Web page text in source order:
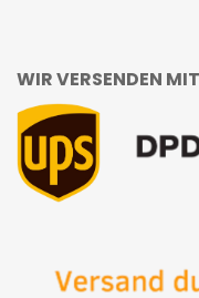
WIR VERSENDEN MIT